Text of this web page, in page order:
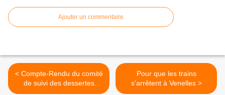
Ajouter un commentaire
< Compte-Rendu du comité
de suivi des dessertes
ferroviaires des lignes
Pour que les trains
s'arrêtent à Venelles >